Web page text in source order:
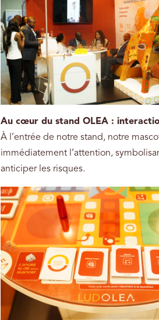
Au cœur du stand OLEA :
À l’entrée de notre stand, notre
immédiatement l’attention,
anticiper les risques.